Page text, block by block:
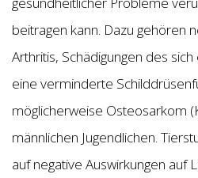
beitragen kann. Dazu gehören
Arthritis, Schädigungen des
eine verminderte
möglicherweise Osteosarkom
männlichen Jugendlichen.
auf negative Auswirkungen auf